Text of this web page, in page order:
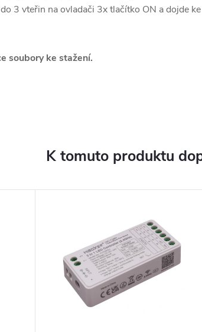
3 vteřin na ovladači 3x tlačítko ON a dojde ke
soubory ke stažení.
K tomuto produktu